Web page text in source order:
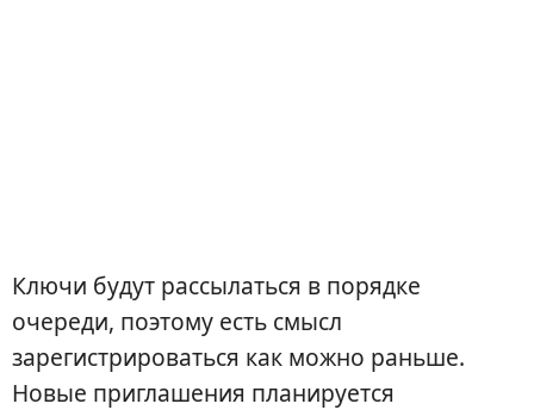
Ключи будут рассылаться в порядке
очереди, поэтому есть смысл
зарегистрироваться как можно раньше.
Новые приглашения планируется